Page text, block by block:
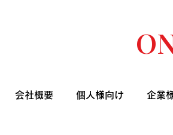
会社概要 個人様向け 企業